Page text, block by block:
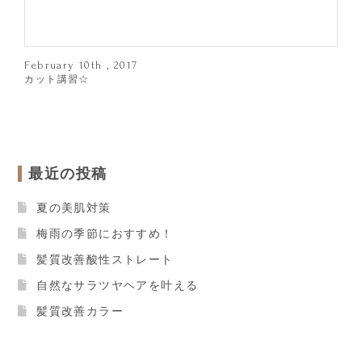
February 10th , 2017
カット講習☆
最近の投稿
夏の美肌対策
梅雨の季節におすすめ！
髪質改善酸性ストレート
自然なサラツヤヘアを叶える
髪質改善カラー